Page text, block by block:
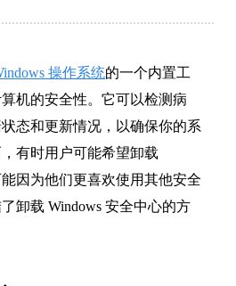
操作系统的一个内置工
机的安全性。它可以检测病
态和更新情况，以确保你的系
有时用户可能希望卸载
因为他们更喜欢使用其他安全
卸载 Windows 安全中心的方